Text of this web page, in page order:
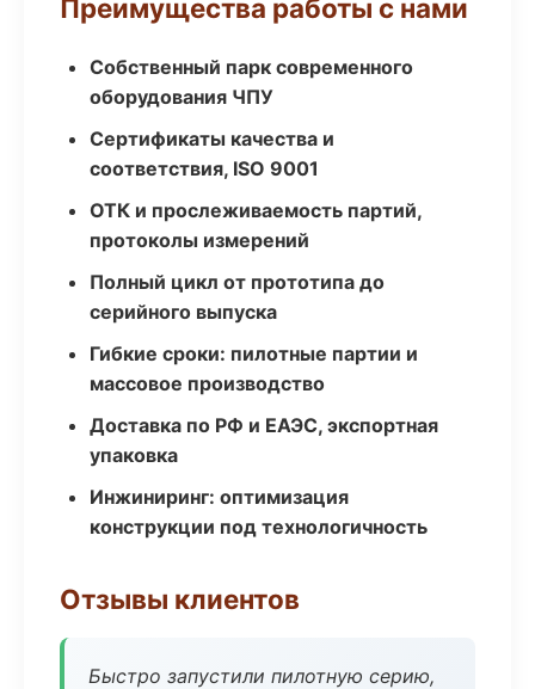
Преимущества работы с нами
Собственный парк современного
оборудования ЧПУ
Сертификаты качества и
соответствия, ISO 9001
ОТК и прослеживаемость партий,
протоколы измерений
Полный цикл от прототипа до
серийного выпуска
Гибкие сроки: пилотные партии и
массовое производство
Доставка по РФ и ЕАЭС, экспортная
упаковка
Инжиниринг: оптимизация
конструкции под технологичность
Отзывы клиентов
Быстро запустили пилотную серию,